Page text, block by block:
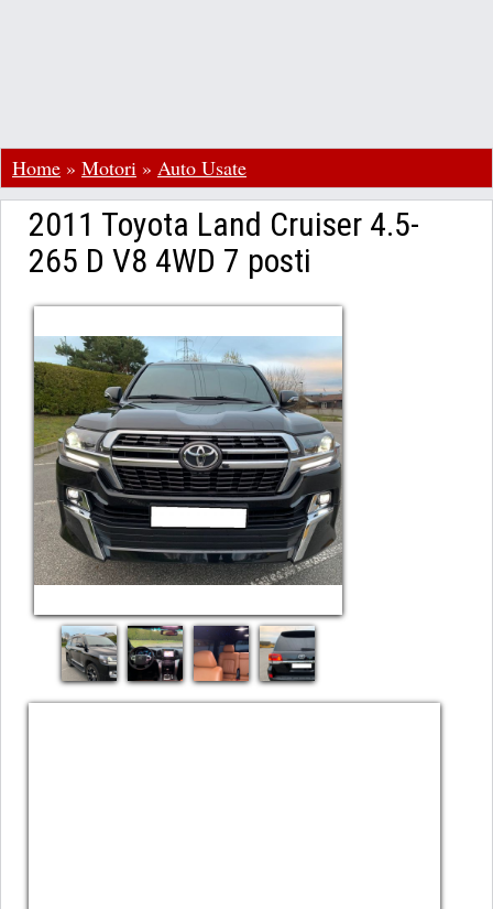
Home » Motori » Auto Usate
2011 Toyota Land Cruiser 4.5-
265 D V8 4WD 7 posti